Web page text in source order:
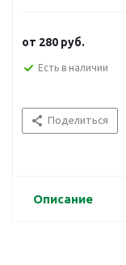
от 280 руб.
Есть в наличии
Поделиться
Описание